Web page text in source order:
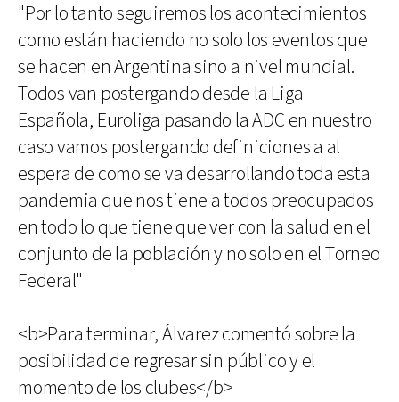
"Por lo tanto seguiremos los acontecimientos
como están haciendo no solo los eventos que
se hacen en Argentina sino a nivel mundial.
Todos van postergando desde la Liga
Española, Euroliga pasando la ADC en nuestro
caso vamos postergando definiciones a al
espera de como se va desarrollando toda esta
pandemia que nos tiene a todos preocupados
en todo lo que tiene que ver con la salud en el
conjunto de la población y no solo en el Torneo
Federal"
<b>Para terminar, Álvarez comentó sobre la
posibilidad de regresar sin público y el
momento de los clubes</b>